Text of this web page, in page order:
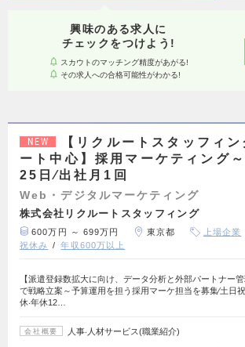
興味のある求人に
チェックをつけよう!
スカウトのマッチング精度があがる!
その求人への合格可能性がわかる!
NEW
【リクルートスタッフィ
ート中心】採用マーケティング
25日∕出社月1回
Web・デジタルマーケティング
株式会社リクルートスタッフィング
600万円 ～ 699万円 東京都 上場企業
祝休み
年収600万以上
【派遣登録数拡大に向け、データ分析と外部パートナー管
で戦略立案～予算運用を担う採用マーケ担当を募集∕土日祝
休‧年休12…
会社概要 人事‧人材サービス(職業紹介)